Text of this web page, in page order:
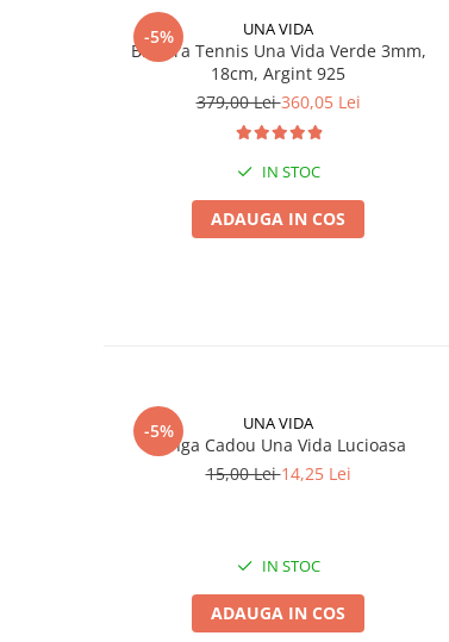
-5% UNA VIDA
Bratara Tennis Una Vida Verde 3mm,
18cm, Argint 925
379,00 Lei360,05 Lei
IN STOC
ADAUGA IN COS
-5% UNA VIDA
Punga Cadou Una Vida Lucioasa
15,00 Lei14,25 Lei
IN STOC
ADAUGA IN COS